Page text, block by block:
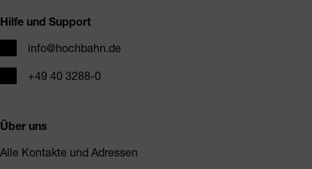
Hilfe und Support
E-Mailinfo@hochbahn.de
Telefon+49 40 3288-0
Über uns
Alle Kontakte und Adressen